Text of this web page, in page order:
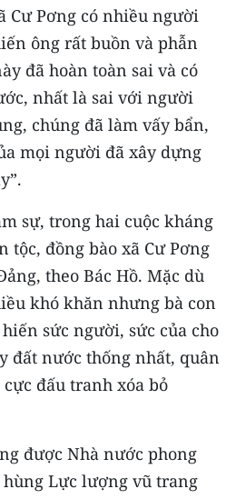
Cư Pơng có nhiều người
ông rất buồn và phẫn
đã hoàn toàn sai và có
nhất là sai với người
chúng đã làm vấy bẩn,
mọi người đã xây dựng
sự, trong hai cuộc kháng
tộc, đồng bào xã Cư Pơng
theo Bác Hồ. Mặc dù
khó khăn nhưng bà con
sức người, sức của cho
đất nước thống nhất, quân
đấu tranh xóa bỏ
được Nhà nước phong
Lực lượng vũ trang